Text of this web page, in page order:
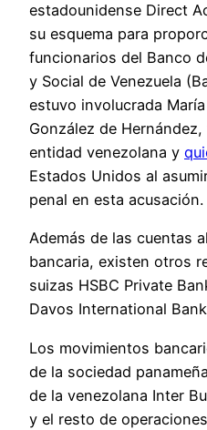
estadounidense Direct
su esquema para
funcionarios del Banco
y Social de Venezuela
estuvo involucrada
González de
entidad venezolana y
Estados Unidos al
penal en esta acusación.
Además de las cuentas
bancaria, existen otros
suizas HSBC Private
Davos International
Los movimientos
de la sociedad
de la venezolana Inter
y el resto de